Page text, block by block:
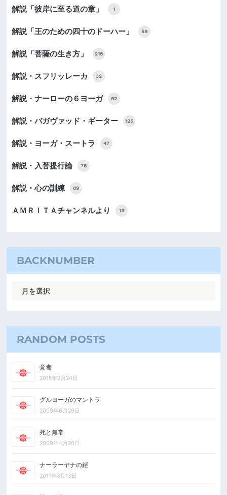
解説「彼岸に至る道の章」 1
解説「王のための四十のドーハー」 59
解説「菩薩の生き方」 218
解説・スフリッレーカ 32
解説・ナーローの６ヨーガ 92
解説・バガヴァッド・ギーター 125
解説・ヨーガ・スートラ 47
解説・入菩提行論 78
解説・心の訓練 89
ＡＭＲＩＴＡチャンネルより 13
BACKNUMBER
RANDOM POSTS
覚者
2015年2月24日
グルヨーガのマントラ
2009年6月29日
死と無常
2009年4月20日
ナーラーヤナの鎧
2011年3月13日